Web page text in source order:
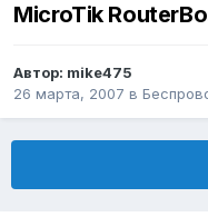
MicroTik
Автор: mike475
26 марта, 2007 в